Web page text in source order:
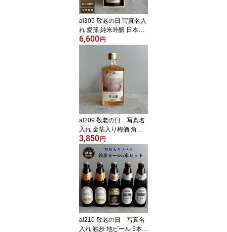
al305 敬老の日 写真名入
れ 愛孫 純米吟醸 日本酒
宮下酒造 岡山県産 720ml
お祝い 孫 おじいちゃん
おばあちゃん 入園入学)
6,600円
al209 敬老の日 写真名
入れ 金箔入り梅酒 角瓶
リキュール 500ml (出産
内祝 内祝 お祝い 記念日
プレゼント)
3,850円
al210 敬老の日 写真名
入れ 独歩 地ビール 5本セ